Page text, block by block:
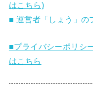
はこちら)
■ 運営者「しょう」の
■プライバシーポリシ
はこちら